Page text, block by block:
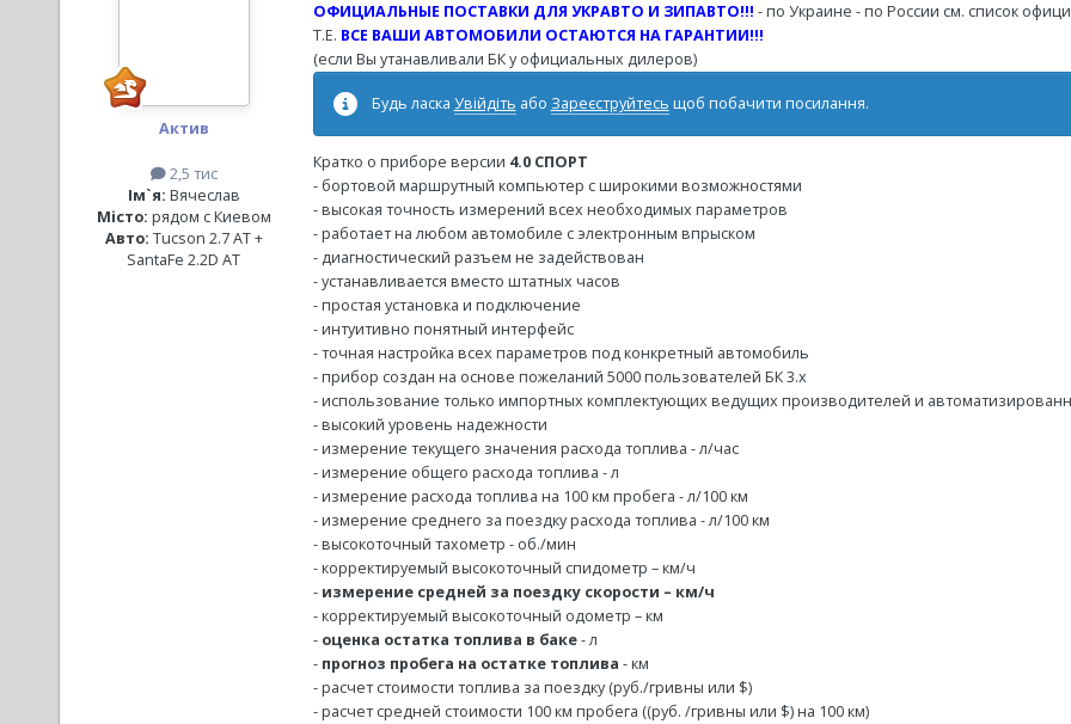
Актив
2,5 тис
Ім`я: Вячеслав
Місто: рядом с Киевом
Авто: Tucson 2.7 AT +
SantaFe 2.2D AT
ОФИЦИАЛЬНЫЕ ПОСТАВКИ ДЛЯ УКРАВТО И ЗИПАВТО!!! - по Украине - по России см. список
Т.Е. ВСЕ ВАШИ АВТОМОБИЛИ ОСТАЮТСЯ НА ГАРАНТИИ!!!
(если Вы утанавливали БК у официальных дилеров)
Будь ласка Увійдіть або Зареєструйтесь щоб побачити посилання.
Кратко о приборе версии 4.0 СПОРТ
- бортовой маршрутный компьютер с широкими возможностями
- высокая точность измерений всех необходимых параметров
- работает на любом автомобиле с электронным впрыском
- диагностический разъем не задействован
- устанавливается вместо штатных часов
- простая установка и подключение
- интуитивно понятный интерфейс
- точная настройка всех параметров под конкретный автомобиль
- прибор создан на основе пожеланий 5000 пользователей БК 3.х
- использование только импортных комплектующих ведущих производителей и
- высокий уровень надежности
- измерение текущего значения расхода топлива - л/час
- измерение общего расхода топлива - л
- измерение расхода топлива на 100 км пробега - л/100 км
- измерение среднего за поездку расхода топлива - л/100 км
- высокоточный тахометр - об./мин
- корректируемый высокоточный спидометр – км/ч
- измерение средней за поездку скорости – км/ч
- корректируемый высокоточный одометр – км
- оценка остатка топлива в баке- л
- прогноз пробега на остатке топлива - км
- расчет стоимости топлива за поездку (руб./гривны или $)
- расчет средней стоимости 100 км пробега ((руб. /гривны или $) на 100 км)